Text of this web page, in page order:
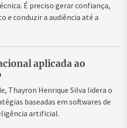
É preciso gerar confiança,
e conduzir a audiência até a
aplicada ao
Thayron Henrique Silva lidera o
baseadas em softwares de
artificial.